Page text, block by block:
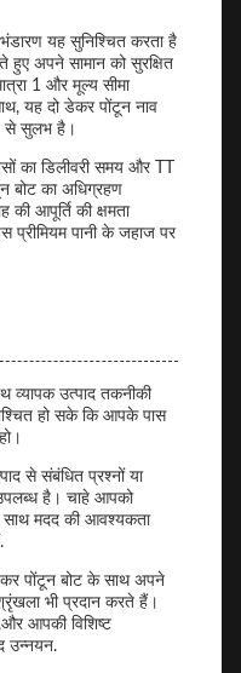
यह सुनिश्चित करता है
अपने सामान को सुरक्षित
1 और मूल्य सीमा
यह दो डेकर पोंटून नाव
से सुलभ है।
का डिलीवरी समय और TT
बोट का अधिग्रहण
आपूर्ति की क्षमता
प्रीमियम पानी के जहाज पर
व्यापक उत्पाद तकनीकी
हो सके कि आपके पास
से संबंधित प्रश्नों या
है। चाहे आपको
साथ मदद की आवश्यकता
पोंटून बोट के साथ अपने
भी प्रदान करते हैं।
आपकी विशिष्ट
उन्नयन.